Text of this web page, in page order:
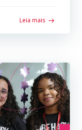
Leia mais